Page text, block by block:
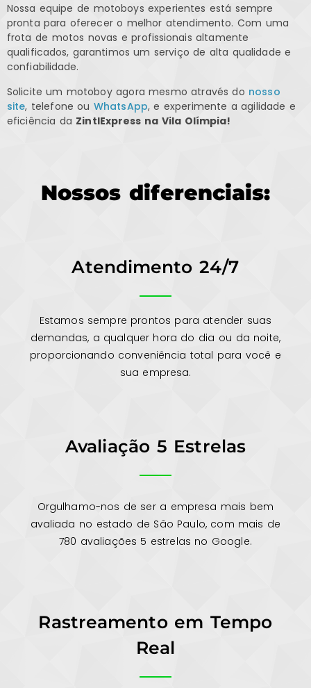
Nossa equipe de motoboys experientes está sempre
pronta para oferecer o melhor atendimento. Com uma
frota de motos novas e profissionais altamente
qualificados, garantimos um serviço de alta qualidade e
confiabilidade.
Solicite um motoboy agora mesmo através do nosso
site, telefone ouWhatsApp, e experimente a agilidade e
eficiência da ZintlExpress na Vila Olímpia!
Nossos diferenciais:
Atendimento 24/7
Estamos sempre prontos para atender suas
demandas, a qualquer hora do dia ou da noite,
proporcionando conveniência total para você e
sua empresa.
Avaliação 5 Estrelas
Orgulhamo-nos de ser a empresa mais bem
avaliada no estado de São Paulo, com mais de
780 avaliações 5 estrelas no Google.
Rastreamento em Tempo
Real